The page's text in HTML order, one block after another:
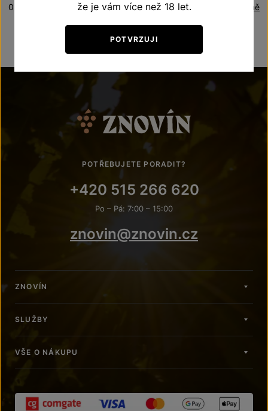
Abecedně
Řazení:
0 produktů
POTŘEBUJETE PORADIT?
+420 515 266 620
Po – Pá: 7:00 – 15:00
znovin@znovin.cz
ZNOVÍN
SLUŽBY
VŠE O NÁKUPU
že je vám více než 18 let.
POTVRZUJI